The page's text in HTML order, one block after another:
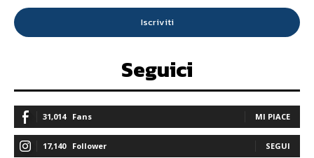
Iscriviti
Seguici
31,014 Fans MI PIACE
17,140 Follower SEGUI